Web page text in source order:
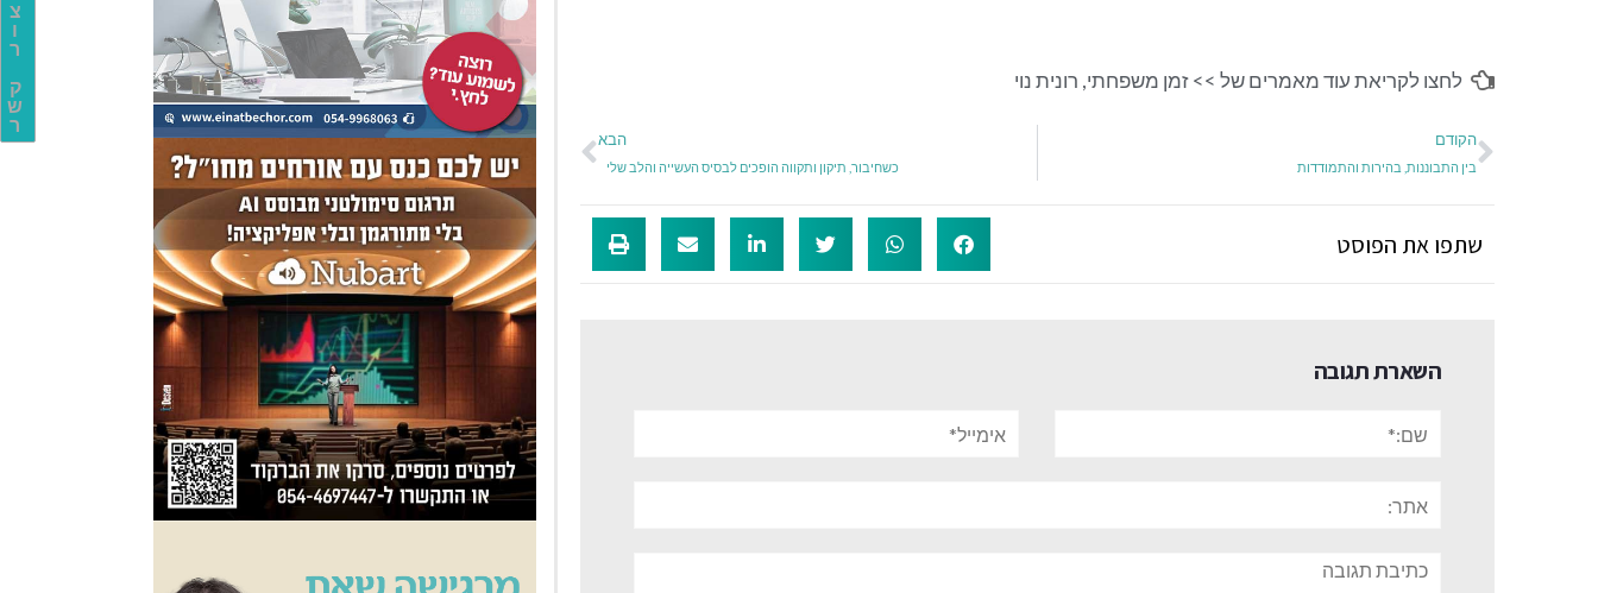
צ
ו
ר
ק
ש
ר
לחצו לקריאת עוד מאמרים של >>זמן משפחתי, רונית נוי
הקודם
בין התבוננות, בהירות והתמודדות
הבא
כשחיבור, תיקון ותקווה הופכים לבסיס העשייה והלב שלי
שתפו את הפוסט
השארת תגובה
תגובה